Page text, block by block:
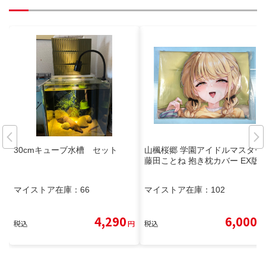
30cmキューブ水槽 セット
マイストア在庫： 66
税込 4,290円
山楓桜郷 学園アイドルマスター
藤田ことね 抱き枕カバー EX版
マイストア在庫： 102
税込 6,000